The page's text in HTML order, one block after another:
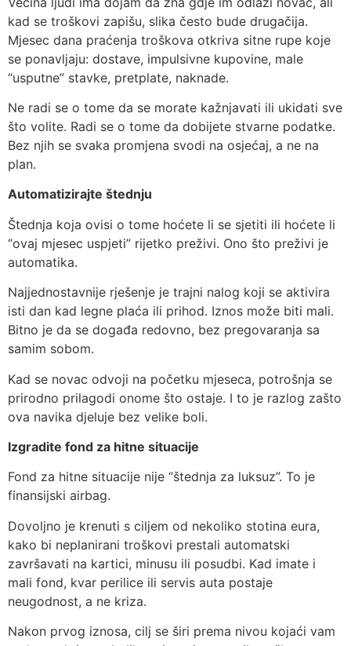
kad se troškovi zapišu, slika često bude drugačija.
Mjesec dana praćenja troškova otkriva sitne rupe koje
se ponavljaju: dostave, impulsivne kupovine, male
“usputne” stavke, pretplate, naknade.
Ne radi se o tome da se morate kažnjavati ili ukidati sve
što volite. Radi se o tome da dobijete stvarne podatke.
Bez njih se svaka promjena svodi na osjećaj, a ne na
plan.
Automatizirajte štednju
Štednja koja ovisi o tome hoćete li se sjetiti ili hoćete li
“ovaj mjesec uspjeti” rijetko preživi. Ono što preživi je
automatika.
Najjednostavnije rješenje je trajni nalog koji se aktivira
isti dan kad legne plaća ili prihod. Iznos može biti mali.
Bitno je da se događa redovno, bez pregovaranja sa
samim sobom.
Kad se novac odvoji na početku mjeseca, potrošnja se
prirodno prilagodi onome što ostaje. I to je razlog zašto
ova navika djeluje bez velike boli.
Izgradite fond za hitne situacije
Fond za hitne situacije nije “štednja za luksuz”. To je
finansijski airbag.
Dovoljno je krenuti s ciljem od nekoliko stotina eura,
kako bi neplanirani troškovi prestali automatski
završavati na kartici, minusu ili posudbi. Kad imate i
mali fond, kvar perilice ili servis auta postaje
neugodnost, a ne kriza.
Nakon prvog iznosa, cilj se širi prema nivou kojaći vam